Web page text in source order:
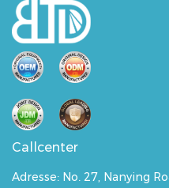
Callcenter
Adresse: No. 27, Nanying